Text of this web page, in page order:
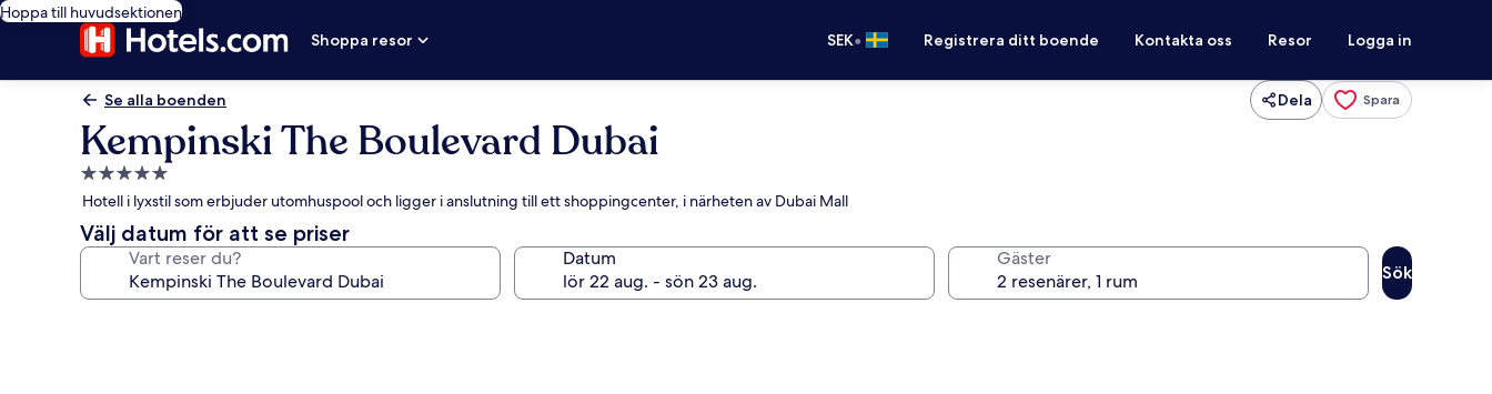
Hoppa till huvudsektionen
Shoppa resor
SEK• Registrera ditt boende Kontakta oss Resor Logga in
Se alla boenden Dela Spara
Kempinski The Boulevard Dubai
5.0-
stjärnigt
boende
Hotell i lyxstil som erbjuder utomhuspool och ligger i anslutning till ett shoppingcenter, i närheten av Dubai Mall
Välj datum för att se priser
Vart reser du? Datum Gäster
Sök